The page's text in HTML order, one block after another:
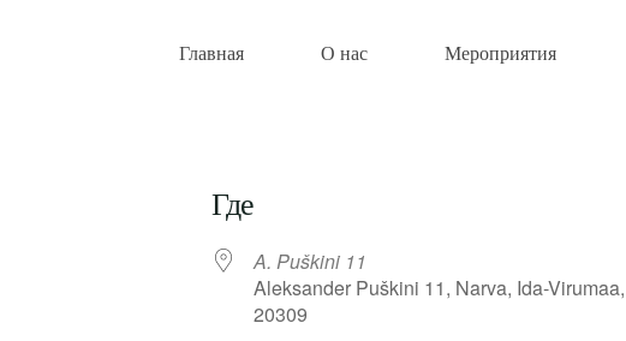
Главная О нас Мероприятия
Где
A. Puškini 11
Aleksander Puškini 11, Narva, Ida-Virumaa,
20309